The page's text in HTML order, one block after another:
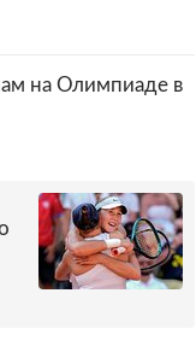
на Олимпиаде в